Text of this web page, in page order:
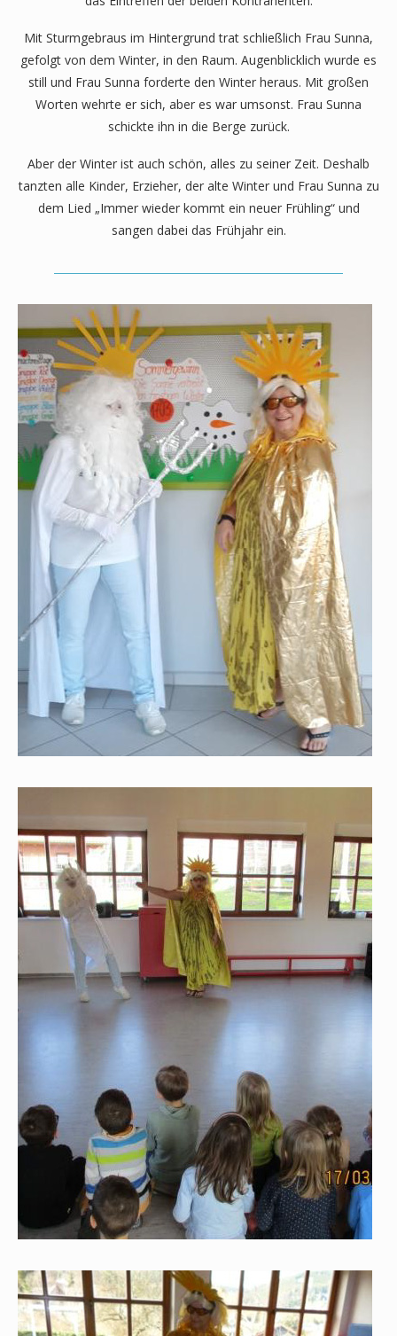
Mit Sturmgebraus im Hintergrund trat schließlich Frau Sunna,
gefolgt von dem Winter, in den Raum. Augenblicklich wurde es
still und Frau Sunna forderte den Winter heraus. Mit großen
Worten wehrte er sich, aber es war umsonst. Frau Sunna
schickte ihn in die Berge zurück.
Aber der Winter ist auch schön, alles zu seiner Zeit. Deshalb
tanzten alle Kinder, Erzieher, der alte Winter und Frau Sunna zu
dem Lied „Immer wieder kommt ein neuer Frühling“ und
sangen dabei das Frühjahr ein.